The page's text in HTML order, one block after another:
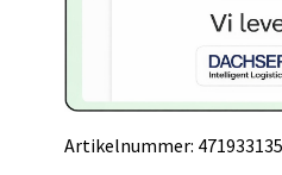
Artikelnummer: